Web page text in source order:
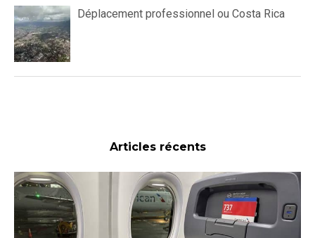
Déplacement professionnel ou Costa Rica
Articles récents